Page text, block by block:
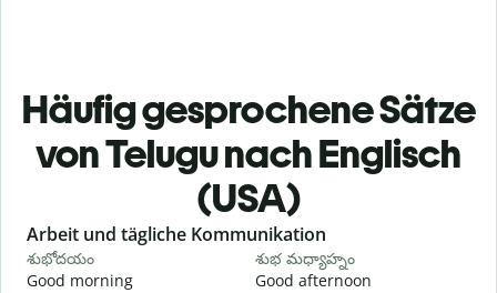
Häufig gesprochene Sätze
von Telugu nach Englisch
(USA)
Slide 1 of 6
Arbeit und tägliche Kommunikation
శుభోదయం
Good morning
శుభ మధ్యాహ్నం
Good afternoon